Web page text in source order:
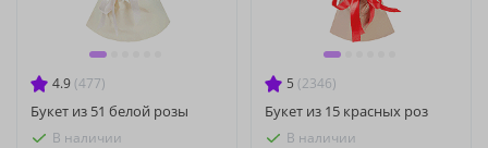
4.9 (477)
Букет из 51 белой розы
В наличии
5 (2346)
Букет из 15 красных роз
В наличии